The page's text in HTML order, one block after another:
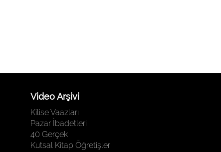
40 Gerçek
Video Arşivi
Kilise Vaazları
Pazar İbadetleri
Kutsal Kitap Öğretişleri